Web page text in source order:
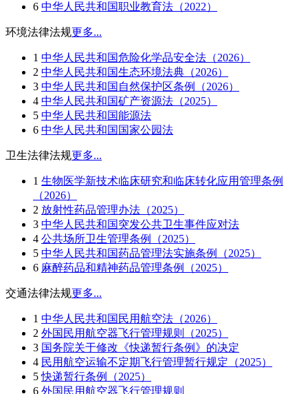
6 中华人民共和国职业教育法（2022）
环境法律法规更多...
1 中华人民共和国危险化学品安全法（2026）
2 中华人民共和国生态环境法典（2026）
3 中华人民共和国自然保护区条例（2026）
4 中华人民共和国矿产资源法（2025）
5 中华人民共和国能源法
6 中华人民共和国国家公园法
卫生法律法规更多...
1 生物医学新技术临床研究和临床转化应用管理条例
（2026）
2 放射性药品管理办法（2025）
3 中华人民共和国突发公共卫生事件应对法
4 公共场所卫生管理条例（2025）
5 中华人民共和国药品管理法实施条例（2025）
6 麻醉药品和精神药品管理条例（2025）
交通法律法规更多...
1 中华人民共和国民用航空法（2026）
2 外国民用航空器飞行管理规则（2025）
3 国务院关于修改《快递暂行条例》的决定
4 民用航空运输不定期飞行管理暂行规定（2025）
5 快递暂行条例（2025）
6 外国民用航空器飞行管理规则